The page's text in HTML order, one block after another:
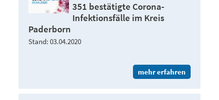
351 bestätigte Corona-
Infektionsfälle im Kreis
Paderborn
Stand: 03.04.2020
mehr erfahren